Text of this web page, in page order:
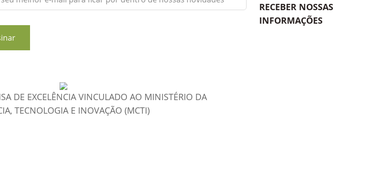
RECEBER NOSSAS
INFORMAÇÕES
DE EXCELÊNCIA VINCULADO AO MINISTÉRIO DA
TECNOLOGIA E INOVAÇÃO (MCTI)